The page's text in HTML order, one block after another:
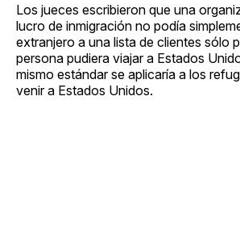
Los jueces escribieron que una
lucro de inmigración no podía
extranjero a una lista de clientes sólo
persona pudiera viajar a Estados
mismo estándar se aplicaría a los
venir a Estados Unidos.